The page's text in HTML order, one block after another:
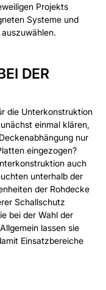
Projekts
Systeme und
DER
die Unterkonstruktion
einmal klären,
nur
eingezogen?
auch
unterhalb der
der Rohdecke
Schallschutz
bei der Wahl der
lassen sie
Einsatzbereiche